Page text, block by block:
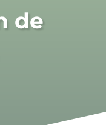
de